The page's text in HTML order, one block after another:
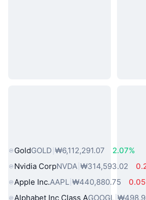
GoldGOLD ₩6,112,291.07
2.07%
Nvidia CorpNVDA ₩314,593.02
Apple Inc.AAPL ₩440,880.75
Alphabet Inc Class AGOOGL